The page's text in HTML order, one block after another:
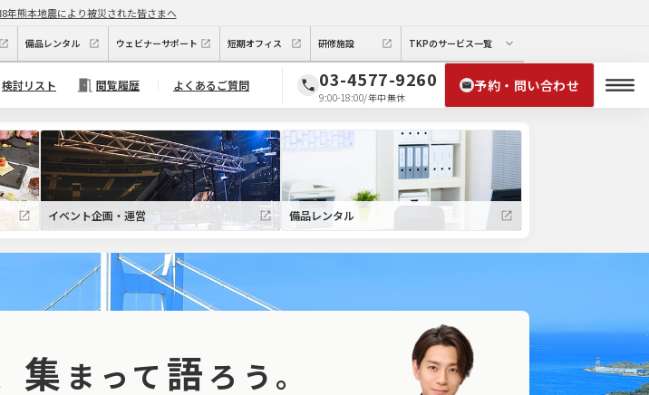
年熊本地震により被災された皆さまへ
備品レンタル ウェビナーサポート 短期オフィス 研修施設 TKPのサービス一覧
検討リスト 閲覧履歴 よくあるご質問 03-4577-9260
9:00-18:00/年中無休
予約・問い合わせ
イベント企画・運営 備品レンタル
集 まって 語 ろう。